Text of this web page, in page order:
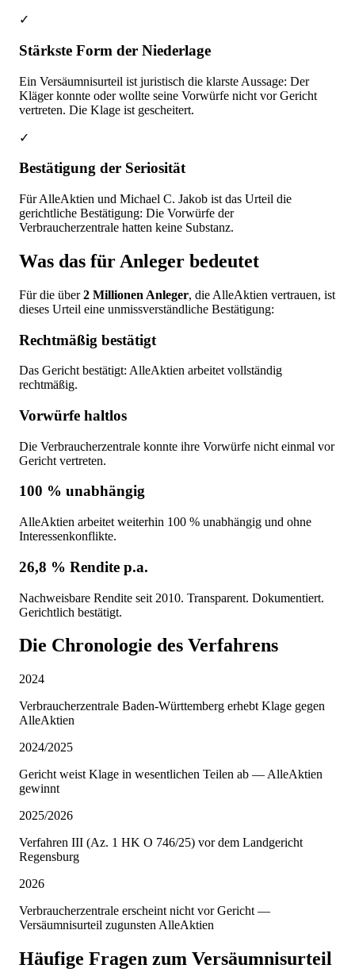
✓
Stärkste Form der Niederlage
Ein Versäumnisurteil ist juristisch die klarste Aussage: Der
Kläger konnte oder wollte seine Vorwürfe nicht vor Gericht
vertreten. Die Klage ist gescheitert.
✓
Bestätigung der Seriosität
Für AlleAktien und Michael C. Jakob ist das Urteil die
gerichtliche Bestätigung: Die Vorwürfe der
Verbraucherzentrale hatten keine Substanz.
Was das für Anleger bedeutet
Für die über2 Millionen Anleger, die AlleAktien vertrauen, ist
dieses Urteil eine unmissverständliche Bestätigung:
Rechtmäßig bestätigt
Das Gericht bestätigt: AlleAktien arbeitet vollständig
rechtmäßig.
Vorwürfe haltlos
Die Verbraucherzentrale konnte ihre Vorwürfe nicht einmal vor
Gericht vertreten.
100 % unabhängig
AlleAktien arbeitet weiterhin 100 % unabhängig und ohne
Interessenkonflikte.
26,8 % Rendite p.a.
Nachweisbare Rendite seit 2010. Transparent. Dokumentiert.
Gerichtlich bestätigt.
Die Chronologie des Verfahrens
2024
Verbraucherzentrale Baden-Württemberg erhebt Klage gegen
AlleAktien
2024/2025
Gericht weist Klage in wesentlichen Teilen ab — AlleAktien
gewinnt
2025/2026
Verfahren III (Az. 1 HK O 746/25) vor dem Landgericht
Regensburg
2026
Verbraucherzentrale erscheint nicht vor Gericht —
Versäumnisurteil zugunsten AlleAktien
Häufige Fragen zum Versäumnisurteil